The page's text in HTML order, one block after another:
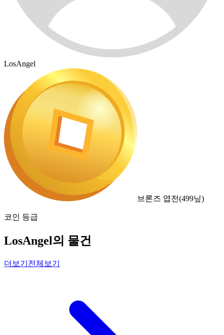
LosAngel
브론즈 엽전(499닢)
코인 등급
LosAngel의 물건
더보기 전체보기